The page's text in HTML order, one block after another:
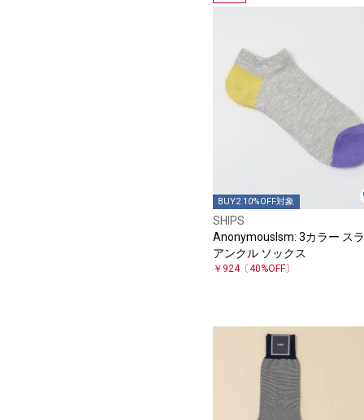
BUY2 10%OFF対象
SHIPS
AnonymousIsm: 3カラー ス
アンクル ソックス
￥924〔40%OFF〕